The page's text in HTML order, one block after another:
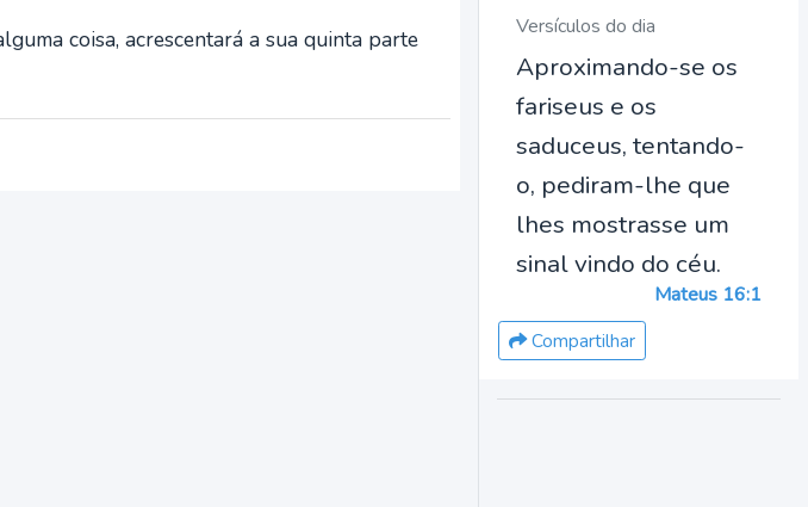
coisa, acrescentará a sua quinta parte
Versículos do dia
Aproximando-se os
fariseus e os
saduceus, tentando-
o, pediram-lhe que
lhes mostrasse um
sinal vindo do céu.
Mateus 16:1
Compartilhar